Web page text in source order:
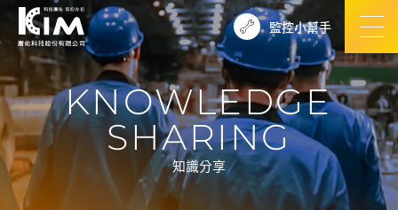
監控小幫手
KNOWLEDGE
SHARING
知識分享